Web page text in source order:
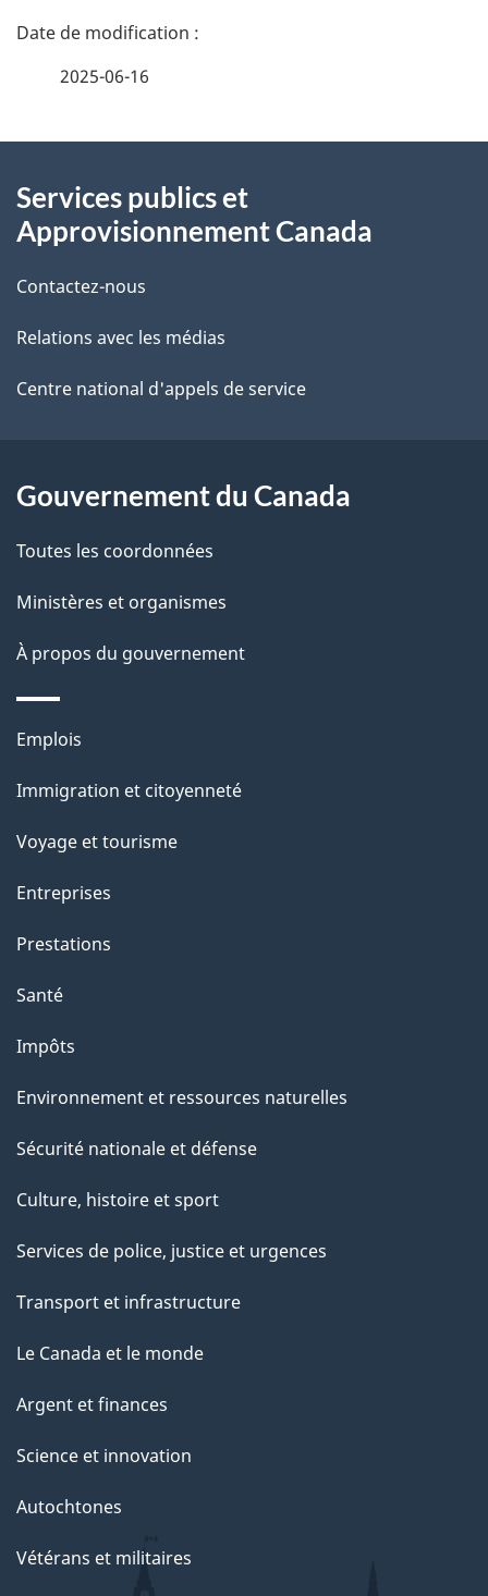
D
i
s
d
e
a
p
a
g
2025-06-16
propos
de
ce
site
Services publics et
Approvisionnement Canada
Contactez-nous
Relations avec les médias
Centre national d'appels de service
Gouvernement du Canada
Toutes les coordonnées
Ministères et organismes
À propos du gouvernement
Thèmes
sujets
Emplois
Immigration et citoyenneté
Voyage et tourisme
Entreprises
Prestations
Santé
Impôts
Environnement et ressources naturelles
Sécurité nationale et défense
Culture, histoire et sport
Services de police, justice et urgences
Transport et infrastructure
Le Canada et le monde
Argent et finances
Science et innovation
Autochtones
Vétérans et militaires